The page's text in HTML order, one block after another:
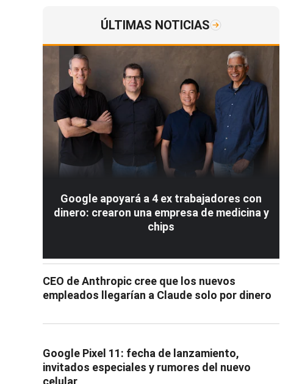
ÚLTIMAS NOTICIAS
Google apoyará a 4 ex trabajadores con
dinero: crearon una empresa de medicina y
chips
CEO de Anthropic cree que los nuevos
empleados llegarían a Claude solo por dinero
Google Pixel 11: fecha de lanzamiento,
invitados especiales y rumores del nuevo
celular